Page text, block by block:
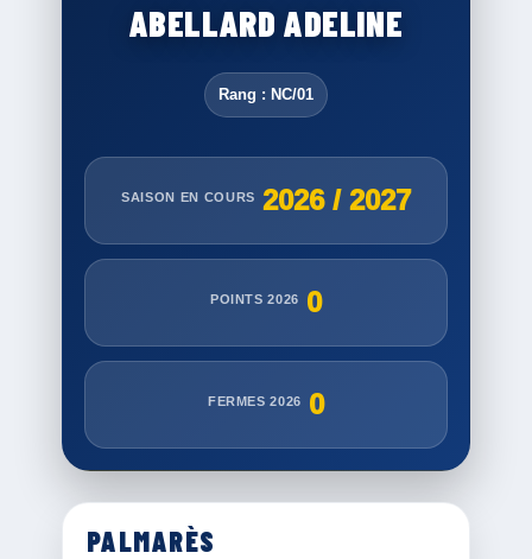
ABELLARD ADELINE
Rang : NC/01
SAISON EN COURS 2026 / 2027
POINTS 2026 0
FERMES 2026 0
PALMARÈS